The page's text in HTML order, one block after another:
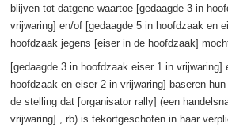
blijven tot datgene waartoe [gedaagde 3 in
vrijwaring] en/of [gedaagde 5 in hoofdzaak en
hoofdzaak jegens [eiser in de hoofdzaak]
[gedaagde 3 in hoofdzaak eiser 1 in vrijwaring]
hoofdzaak en eiser 2 in vrijwaring] baseren
de stelling dat [organisator rally] (een
vrijwaring] , rb) is tekortgeschoten in haar